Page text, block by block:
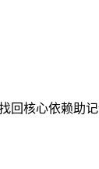
核心依赖助